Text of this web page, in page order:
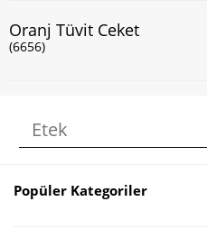
Oranj Tüvit Ceket
(6656)
Popüler Kategoriler